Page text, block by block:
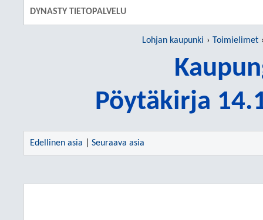
DYNASTY TIETOPALVELU
Lohjan kaupunki Toimielimet
Pöytäkirja
Edellinen asia Seuraava asia